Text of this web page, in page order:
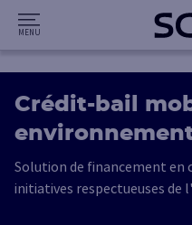
Crédit-bail
Solution de financement en
initiatives respectueuses de